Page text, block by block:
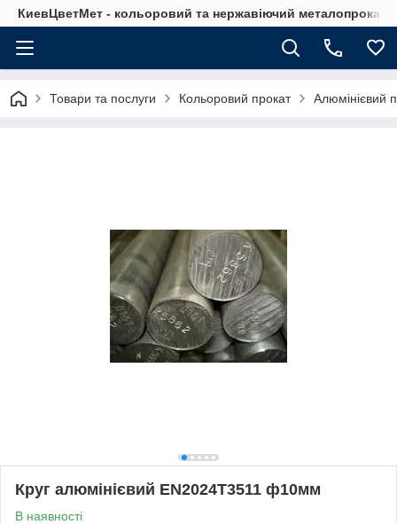
КиевЦветМет - кольоровий та нержавіючий металопрокат.
Товари та послуги Кольоровий прокат Алюмінієвий
Круг алюмінієвий EN2024T3511 ф10мм
В наявності